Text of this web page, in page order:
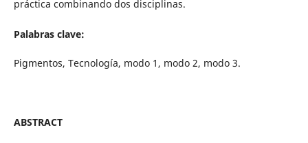
práctica combinando dos disciplinas.
Palabras clave:
Pigmentos, Tecnología, modo 1, modo 2, modo 3.
ABSTRACT